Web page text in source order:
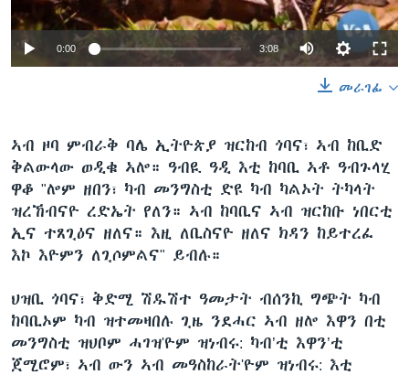
0:00 3:08
መራገፊ
ኣብ ዞባ ምብራቅ ባሌ ኢትዮጵያ ዝርከብ ጎባና፣ ኣብ ከቢድ
ቅልውላው ወዲቁ ኣሎ። ዓብዪ ዓዲ እቲ ከባቢ ኣቶ ዓብጉላሂ
ዋቆ "ሎም ዘበን፣ ካብ መንግስቲ ድዩ ካብ ካልኦት ትካላት
ዝረኸብናዮ ረድኤት የለን። ኣብ ከባቢና ኣብ ዝርከቡ ነበርቲ
ኢና ተጸጊዕና ዘለና። እዚ ለቢስናዮ ዘለና ክዳን ከይተረፈ
እኮ እዮምን ለጊሶምልና" ይብሉ።
ህዝቢ ጎባና፣ ቅድሚ ሽዱሽተ ዓመታት ብሰንኪ ግጭት ካብ
ከባቢኦም ካብ ዝተመዛበሉ ጊዜ ንደሓር ኣብ ዘሎ እዋን በቲ
መንግስቲ ዝህቦም ሓገዝ'ዮም ዝነብሩ: ካብ’ቲ እዋን’ቲ
ጀሚሮም፣ ኣብ ውን ኣብ መዓስከራት'ዮም ዝነብሩ: እቲ